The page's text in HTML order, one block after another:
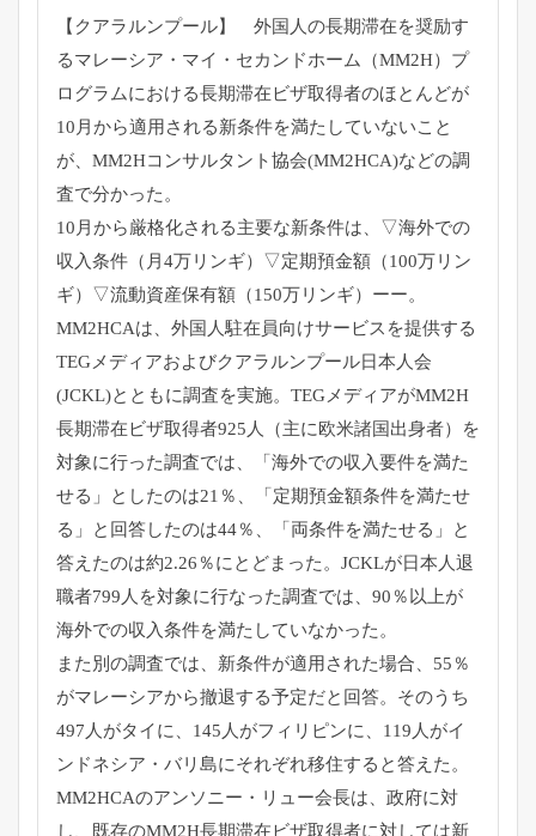
【クアラルンプール】 外国人の長期滞在を奨励す
るマレーシア・マイ・セカンドホーム（MM2H） プ
ログラムにおける長期滞在ビザ取得者のほとんどが
10月から適用される新条件を満たしていないこと
が、 MM2Hコンサルタント協会(MM2HCA)などの調
査で分かった。
10月から厳格化される主要な新条件は、▽海外での
収入条件（ 月4万リンギ）▽定期預金額（100万リン
ギ）▽流動資産保有額（150万リンギ）ーー。
MM2HCAは、 外国人駐在員向けサービスを提供する
TEGメディアおよびクアラ ルンプール日本人会
(JCKL)とともに調査を実施。 TEGメディアがMM2H
長期滞在ビザ取得者925人（主に欧米諸国出身者）を
対象に行った調査では、「 海外での収入要件を満た
せる」としたのは21％、「 定期預金額条件を満たせ
る」と回答したのは44％、「 両条件を満たせる」と
答えたのは約2.26％にとどまった。 JCKLが日本人退
職者799人を対象に行なった調査では、 90％以上が
海外での収入条件を満たしていなかった。
また別の調査では、新条件が適用された場合、55％
がマレーシアから撤退する予定だと回答。 そのうち
497人がタイに、145人がフィリピンに、 119人がイ
ンドネシア・バリ島にそれぞれ移住すると答えた。
MM2HCAのアンソニー・リュー会長は、政府に対
し、
既存のMM2H長期滞在ビザ取得者に対しては新